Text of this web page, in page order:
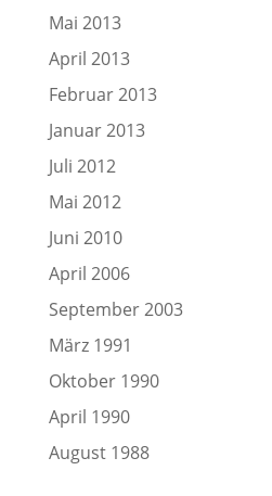
Mai 2013
April 2013
Februar 2013
Januar 2013
Juli 2012
Mai 2012
Juni 2010
April 2006
September 2003
März 1991
Oktober 1990
April 1990
August 1988